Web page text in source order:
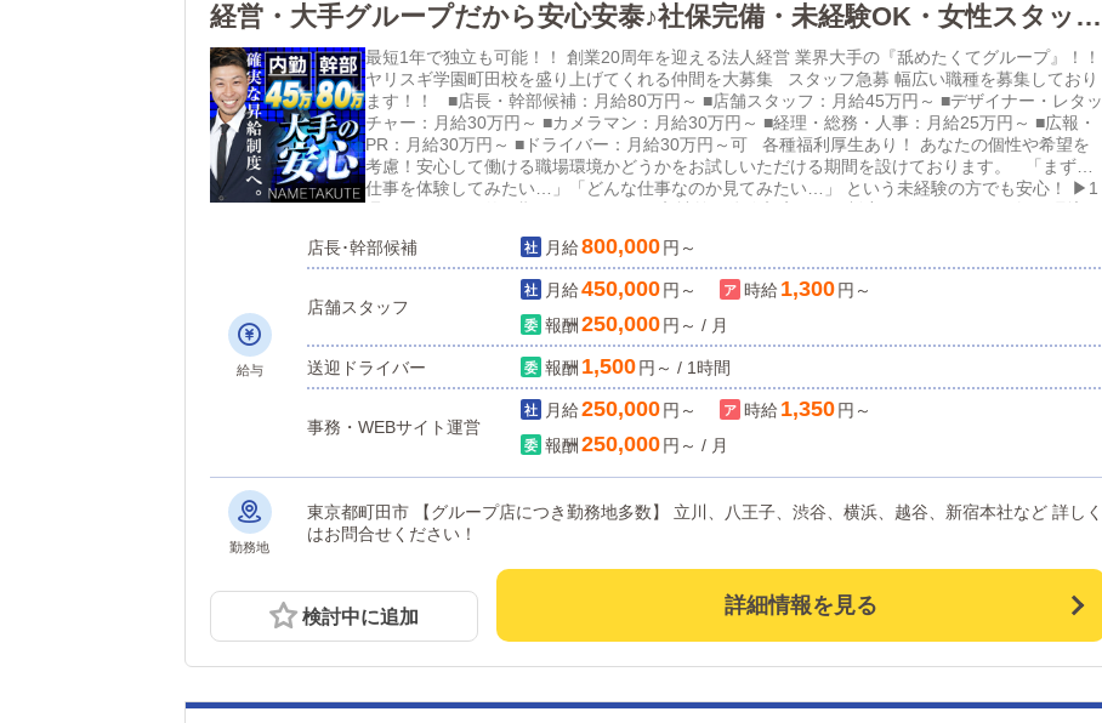
経営・大手グループだから安心安泰♪社保完備・未経験OK・女性スタッフ
も活躍中！年収1000万円可能◎正社員も副業アルバイトも受け入れます
最短1年で独立も可能！！ 創業20周年を迎える法人経営 業界大手の『舐めたくてグループ』！！
ヤリスギ学園町田校を盛り上げてくれる仲間を大募集 スタッフ急募 幅広い職種を募集しており
ます！！ ■店長・幹部候補：月給80万円～ ■店舗スタッフ：月給45万円～ ■デザイナー・レタッ
チャー：月給30万円～ ■カメラマン：月給30万円～ ■経理・総務・人事：月給25万円～ ■広報・
PR：月給30万円～ ■ドライバー：月給30万円～可 各種福利厚生あり！ あなたの個性や希望を
考慮！安心して働ける職場環境かどうかをお試しいただける期間を設けております。 「まずは
仕事を体験してみたい…」「どんな仕事なのか見てみたい…」 という未経験の方でも安心！ ▶1
６日休みで安心勤務 ■業務委託契約者も多数☆給与の現金手渡しも相談可！ ガッツリ働く
派！？ ワークライフバランス派？どちらもOK！ 入社後は希望を最大限反映させたシフトを組
みます。 趣味やご家庭がある方も安心してご応募ください。ご自身のライフプランに合わせた勤
務体系を教えて下さい＾＾ 明確なキャリアアップ制度あり！ 「何を頑張れば昇給・昇格できる
か」がわかりやすい！業界未経験でもスピード出世が狙えます！キャリアマップ・評価BOOK・
基本給とは別の歩合制度・表彰制度etc… 「しっかり稼いで上を目指したい」という方は大歓
迎！やりがいのある環境です！！ 研修やマニュアル、先輩と一緒の行動で仕事の全体像をつか
んでいけるので、業界未経験の方でも大丈夫！！ 女性スタッフも活躍している安心のクリーン
な職場です。 学歴・職歴・性別不問！ スタッフ大募集中です！ ぜひこの機会にご応募くださ
い。 ご連絡お待ちしております！！
給与
店長･幹部候補 月給800,000円～
店舗スタッフ
月給450,000円～ 時給 1,300円～
報酬 250,000円～ / 月
送迎ドライバー 報酬 1,500円～ / 1時間
事務・WEBサイト運営
月給250,000円～ 時給 1,350円～
報酬 250,000円～ / 月
勤務地
東京都町田市 【グループ店につき勤務地多数】 立川、八王子、渋谷、横浜、越谷、新宿本社など 詳しく
はお問合せください！
検討中に追加 詳細情報を見る